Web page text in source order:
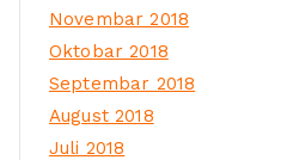
Novembar 2018
Oktobar 2018
Septembar 2018
August 2018
Juli 2018